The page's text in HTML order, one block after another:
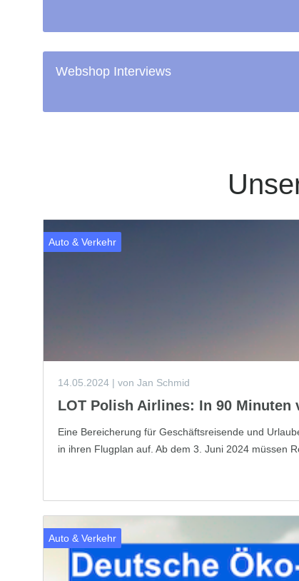
Webshop Interviews
Auto & Verkehr
14.05.2024 | von Jan Schmid
LOT Polish Airlines: In 90 Minuten
Eine Bereicherung für Geschäftsreisende und
in ihren Flugplan auf. Ab dem 3. Juni 2024 müssen
Auto & Verkehr